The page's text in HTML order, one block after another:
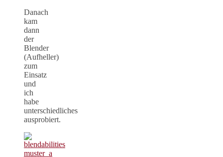
Danach
kam
dann
der
Blender
(Aufheller)
zum
Einsatz
und
ich
habe
unterschiedliches
ausprobiert.